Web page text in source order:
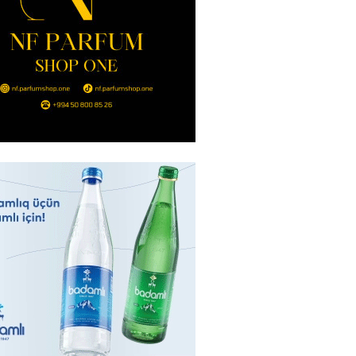
Əliyev 2 diplomatı geri çağırdı
dənizdə batan qardaşı tələbə
əmlakı müsadirə EDİLDİ
- 14:00 82
zibil qutusuna atılan 1 milyon
bileti iki günlük
sonra tapılıb
- 13:45 73